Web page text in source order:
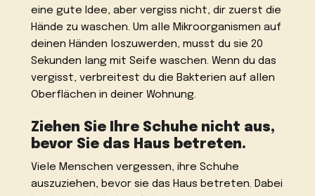
eine gute Idee, aber vergiss nicht, dir zuerst die
Hände zu waschen. Um alle Mikroorganismen auf
deinen Händen loszuwerden, musst du sie 20
Sekunden lang mit Seife waschen. Wenn du das
vergisst, verbreitest du die Bakterien auf allen
Oberflächen in deiner Wohnung.
Ziehen Sie Ihre Schuhe nicht aus,
bevor Sie das Haus betreten.
Viele Menschen vergessen, ihre Schuhe
auszuziehen, bevor sie das Haus betreten. Dabei